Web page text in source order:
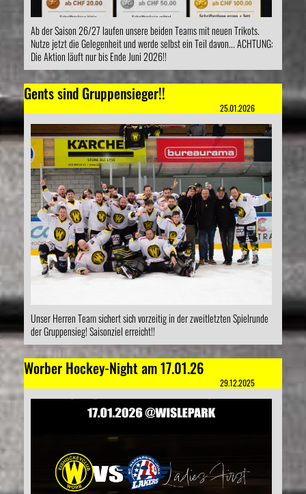
Ab der Saison 26/27 laufen unsere beiden Teams mit neuen Trikots.
Nutze jetzt die Gelegenheit und werde selbst ein Teil davon... ACHTUNG:
Die Aktion läuft nur bis Ende Juni 2026!!
Gents sind Gruppensieger!!
25.01.2026
Unser Herren Team sichert sich vorzeitig in der zweitletzten Spielrunde
der Gruppensieg! Saisonziel erreicht!!
Worber Hockey-Night am 17.01.26
29.12.2025